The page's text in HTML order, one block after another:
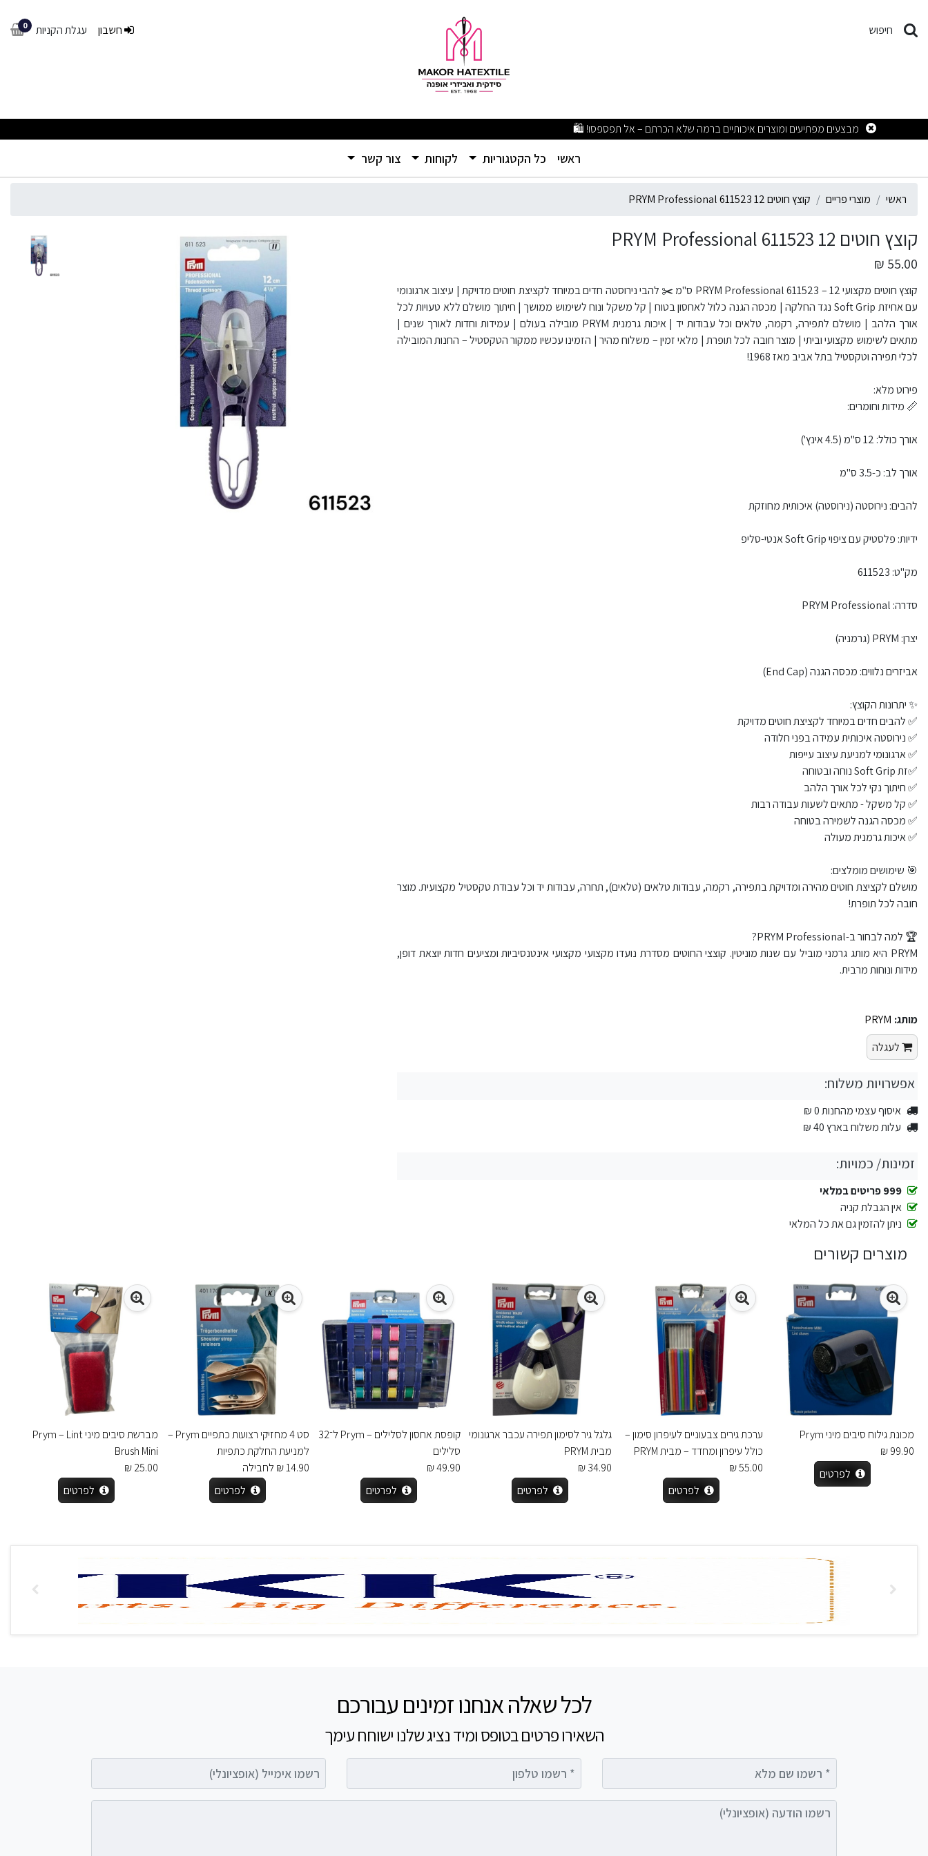
קוצץ חוטים PRYM Professional 611523 12
חיפוש 0 עגלת הקניות חשבון
מבצעים מפתיעים ומוצרים איכותיים ברמה שלא הכרתם – אל תפספסו! 🛍️
ראשי
(current) כל הקטגוריות לקוחות צור קשר
ראשי מוצרי פריים קוצץ חוטים PRYM Professional 611523 12
קוצץ חוטים PRYM Professional 611523 12
55.00 ₪
קוצץ חוטים מקצועי PRYM Professional 611523 – 12 ס"מ ✂️ להבי נירוסטה חדים במיוחד לקציצת חוטים מדויקת | עיצוב ארגונומי
עם אחיזת Soft Grip נגד החלקה | מכסה הגנה כלול לאחסון בטוח | קל משקל ונוח לשימוש ממושך | חיתוך מושלם ללא טעויות לכל
אורך הלהב | מושלם לתפירה, רקמה, טלאים וכל עבודות יד | איכות גרמנית PRYM מובילה בעולם | עמידות וחדות לאורך שנים |
מתאים לשימוש מקצועי וביתי | מוצר חובה לכל תופרת | מלאי זמין – משלוח מהיר | הזמינו עכשיו ממקור הטקסטיל – החנות המובילה
לכלי תפירה וטקסטיל בתל אביב מאז 1968!
פירוט מלא:
📏 מידות וחומרים:
אורך כולל: 12 ס"מ (4.5 אינץ')
אורך לב: כ-3.5 ס"מ
להבים: נירוסטה (נירוסטה) איכותית מחוזקת
ידיות: פלסטיק עם ציפוי Soft Grip אנטי-סליפ
מק"ט: 611523
סדרה: PRYM Professional
יצרן: PRYM (גרמניה)
אביזרים נלווים: מכסה הגנה (End Cap)
✨ יתרונות הקוצץ:
✅ להבים חדים במיוחד לקציצת חוטים מדויקת
✅ נירוסטה איכותית עמידה בפני חלודה
✅ ארגונומי למניעת עיצוב עייפות
✅זת Soft Grip נוחה ובטוחה
✅ חיתוך נקי לכל אורך הלהב
✅ קל משקל - מתאים לשעות עבודה רבות
✅ מכסה הגנה לשמירה בטוחה
✅ איכות גרמנית מעולה
🎯 שימושים מומלצים:
מושלם לקציצת חוטים מהירה ומדויקת בתפירה, רקמה, עבודות טלאים (טלאים), תחרה, עבודות יד וכל עבודת טקסטיל מקצועית. מוצר
חובה לכל תופרת!
🏆 למה לבחור ב-PRYM Professional?
PRYM היא מותג גרמני מוביל עם שנות מוניטין. קוצצי החוטים מסדרת נועדו מקצועי מקצועי אינטנסיביות ומציעים חדות יוצאת דופן,
מידות ונוחות מרבית.
מותג: PRYM
לעגלה
אפשרויות משלוח:
איסוף עצמי מהחנות 0 ₪
עלות משלוח בארץ 40 ₪
זמינות/ כמויות:
999 פריטים במלאי
אין הגבלת קניה
ניתן להזמין גם את כל המלאי
מוצרים קשורים
מכונת גילוח סיבים מיני Prym
99.90 ₪
לפרטים
ערכת גירים צבעוניים לעיפרון סימון –
כולל עיפרון ומחדד – מבית PRYM
55.00 ₪
לפרטים
גלגל גיר לסימון תפירה עכבר ארגונומי
מבית PRYM
34.90 ₪
לפרטים
קופסת אחסון לסלילים – Prym ל־32
סלילים
49.90 ₪
לפרטים
סט 4 מחזיקי רצועות כתפיים Prym –
למניעת החלקת כתפיות
14.90 ₪ לחבילה
לפרטים
מברשת סיבים מיני Prym – Lint
Brush Mini
25.00 ₪
לפרטים
לכל שאלה אנחנו זמינים עבורכם
השאירו פרטים בטופס ומיד נציג שלנו ישוחח עימך
רשמו הודעה (אופציונלי)